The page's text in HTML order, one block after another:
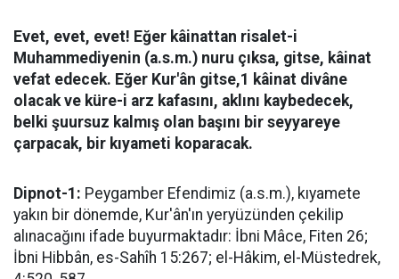
Evet, evet, evet! Eğer kâinattan risalet-i
Muhammediyenin (a.s.m.) nuru çıksa, gitse, kâinat
vefat edecek. Eğer Kur'ân gitse,1 kâinat divâne
olacak ve küre-i arz kafasını, aklını kaybedecek,
belki şuursuz kalmış olan başını bir seyyareye
çarpacak, bir kıyameti koparacak.
Dipnot-1: Peygamber Efendimiz (a.s.m.), kıyamete
yakın bir dönemde, Kur'ân'ın yeryüzünden çekilip
alınacağını ifade buyurmaktadır: İbni Mâce, Fiten 26;
İbni Hibbân, es-Sahîh 15:267; el-Hâkim, el-Müstedrek,